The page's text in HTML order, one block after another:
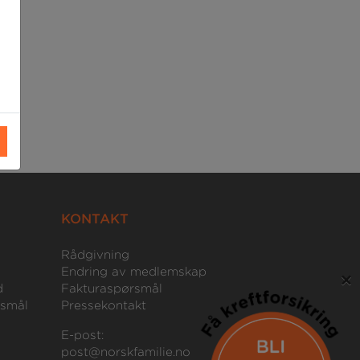
KONTAKT
Rådgivning
Endring av medlemskap
Fakturaspørsmål
Pressekontakt
E-post:
post@norskfamilie.no
×